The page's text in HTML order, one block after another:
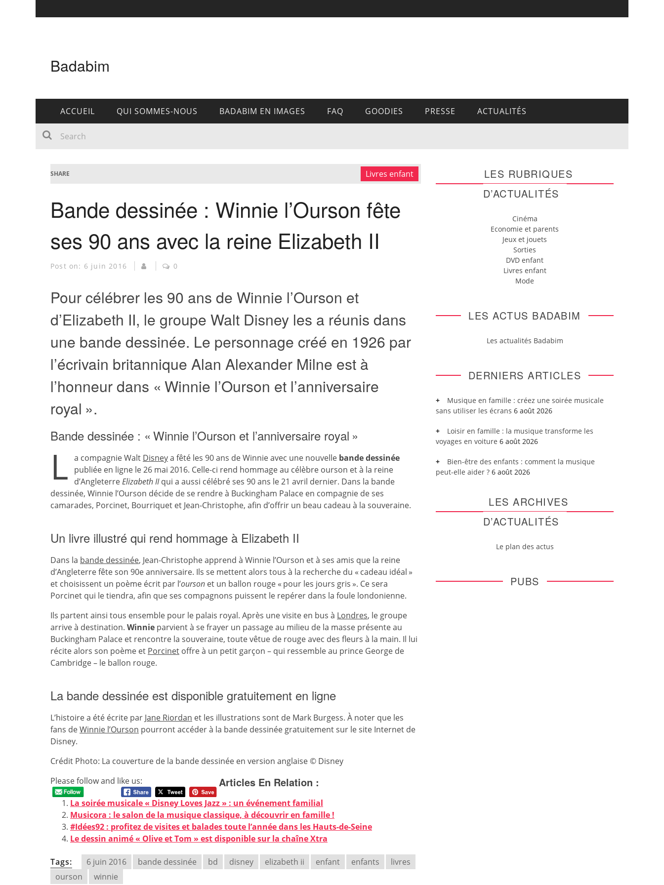
Badabim
ACCUEIL QUI SOMMES-NOUS BADABIM EN IMAGES FAQ GOODIES PRESSE ACTUALITÉS
SHARE Livres enfant
Bande dessinée : Winnie l’Ourson fête
ses 90 ans avec la reine Elizabeth II
Post on: 6 juin 2016 0
Pour célébrer les 90 ans de Winnie l’Ourson et
d’Elizabeth II, le groupe Walt Disney les a réunis dans
une bande dessinée. Le personnage créé en 1926 par
l’écrivain britannique Alan Alexander Milne est à
l’honneur dans « Winnie l’Ourson et l’anniversaire
royal ».
Bande dessinée : « Winnie l’Ourson et l’anniversaire royal »
L a compagnie Walt Disneya fêté les 90 ans de Winnie avec une nouvelle bande dessinée
publiée en ligne le 26 mai 2016. Celle-ci rend hommage au célèbre ourson et à la reine
d’AngleterreElizabeth IIqui a aussi célébré ses 90 ans le 21 avril dernier. Dans la bande
dessinée, Winnie l’Ourson décide de se rendre à Buckingham Palace en compagnie de ses
camarades, Porcinet, Bourriquet et Jean-Christophe, afin d’offrir un beau cadeau à la souveraine.
Un livre illustré qui rend hommage à Elizabeth II
Dans la bande dessinée, Jean-Christophe apprend à Winnie l’Ourson et à ses amis que la reine
d’Angleterre fête son 90e anniversaire. Ils se mettent alors tous à la recherche du « cadeau idéal »
et choisissent un poème écrit par l’ourson et un ballon rouge « pour les jours gris ». Ce sera
Porcinet qui le tiendra, afin que ses compagnons puissent le repérer dans la foule londonienne.
Ils partent ainsi tous ensemble pour le palais royal. Après une visite en bus à Londres, le groupe
arrive à destination. Winnie parvient à se frayer un passage au milieu de la masse présente au
Buckingham Palace et rencontre la souveraine, toute vêtue de rouge avec des fleurs à la main. Il lui
récite alors son poème et Porcinet offre à un petit garçon – qui ressemble au prince George de
Cambridge – le ballon rouge.
La bande dessinée est disponible gratuitement en ligne
L’histoire a été écrite par Jane Riordan et les illustrations sont de Mark Burgess. À noter que les
fans deWinnie l’Ourson pourront accéder à la bande dessinée gratuitement sur le site Internet de
Disney.
Crédit Photo: La couverture de la bande dessinée en version anglaise © Disney
Please follow and like us:
Articles En Relation :
La soirée musicale « Disney Loves Jazz » : un événement familial
Musicora : le salon de la musique classique, à découvrir en famille !
#Idées92 : profitez de visites et balades toute l’année dans les Hauts-de-Seine
Le dessin animé « Olive et Tom » est disponible sur la chaîne Xtra
Tags: 6 juin 2016 bande dessinée bd disney elizabeth ii enfant enfants
livres
ourson
winnie
LES RUBRIQUES
D’ACTUALITÉS
Cinéma
Economie et parents
Jeux et jouets
Sorties
DVD enfant
Livres enfant
Mode
LES ACTUS BADABIM
Les actualités Badabim
DERNIERS ARTICLES
Musique en famille : créez une soirée musicale
sans utiliser les écrans 6 août 2026
Loisir en famille : la musique transforme les
voyages en voiture 6 août 2026
Bien-être des enfants : comment la musique
peut-elle aider ? 6 août 2026
LES ARCHIVES
D’ACTUALITÉS
Le plan des actus
PUBS